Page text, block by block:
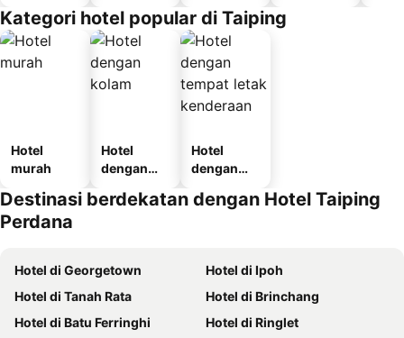
Kategori hotel popular di Taiping
Hotel
murah
Hotel
dengan
Hotel
dengan
letak
Destinasi berdekatan dengan Hotel Taiping
Perdana
Hotel di Georgetown
Hotel di Ipoh
Hotel di Tanah Rata
Hotel di Brinchang
Hotel di Batu Ferringhi
Hotel di Ringlet